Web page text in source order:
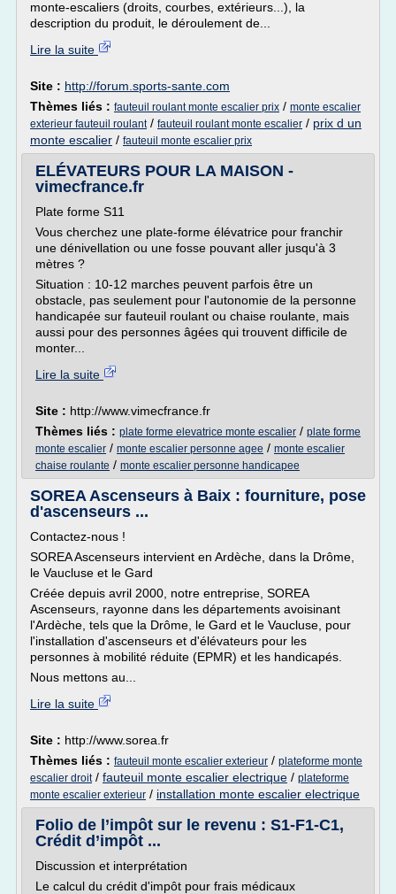
monte-escaliers (droits, courbes, extérieurs...), la
description du produit, le déroulement de...
Lire la suite
Site : http://forum.sports-sante.com
Thèmes liés : fauteuil roulant monte escalier prix / monte escalier
exterieur fauteuil roulant/ fauteuil roulant monte escalier / prix d un
monte escalier / fauteuil monte escalier prix
ELÉVATEURS POUR LA MAISON -
vimecfrance.fr
Plate forme S11
Vous cherchez une plate-forme élévatrice pour franchir
une dénivellation ou une fosse pouvant aller jusqu'à 3
mètres ?
Situation : 10-12 marches peuvent parfois être un
obstacle, pas seulement pour l'autonomie de la personne
handicapée sur fauteuil roulant ou chaise roulante, mais
aussi pour des personnes âgées qui trouvent difficile de
monter...
Lire la suite
Site : http://www.vimecfrance.fr
Thèmes liés : plate forme elevatrice monte escalier / plate forme
monte escalier / monte escalier personne agee / monte escalier
chaise roulante / monte escalier personne handicapee
SOREA Ascenseurs à Baix : fourniture, pose
d'ascenseurs ...
Contactez-nous !
SOREA Ascenseurs intervient en Ardèche, dans la Drôme,
le Vaucluse et le Gard
Créée depuis avril 2000, notre entreprise, SOREA
Ascenseurs, rayonne dans les départements avoisinant
l'Ardèche, tels que la Drôme, le Gard et le Vaucluse, pour
l'installation d'ascenseurs et d'élévateurs pour les
personnes à mobilité réduite (EPMR) et les handicapés.
Nous mettons au...
Lire la suite
Site : http://www.sorea.fr
Thèmes liés : fauteuil monte escalier exterieur / plateforme monte
escalier droit/ fauteuil monte escalier electrique / plateforme
monte escalier exterieur / installation monte escalier electrique
Folio de l’impôt sur le revenu : S1‑F1‑C1,
Crédit d’impôt ...
Discussion et interprétation
Le calcul du crédit d'impôt pour frais médicaux